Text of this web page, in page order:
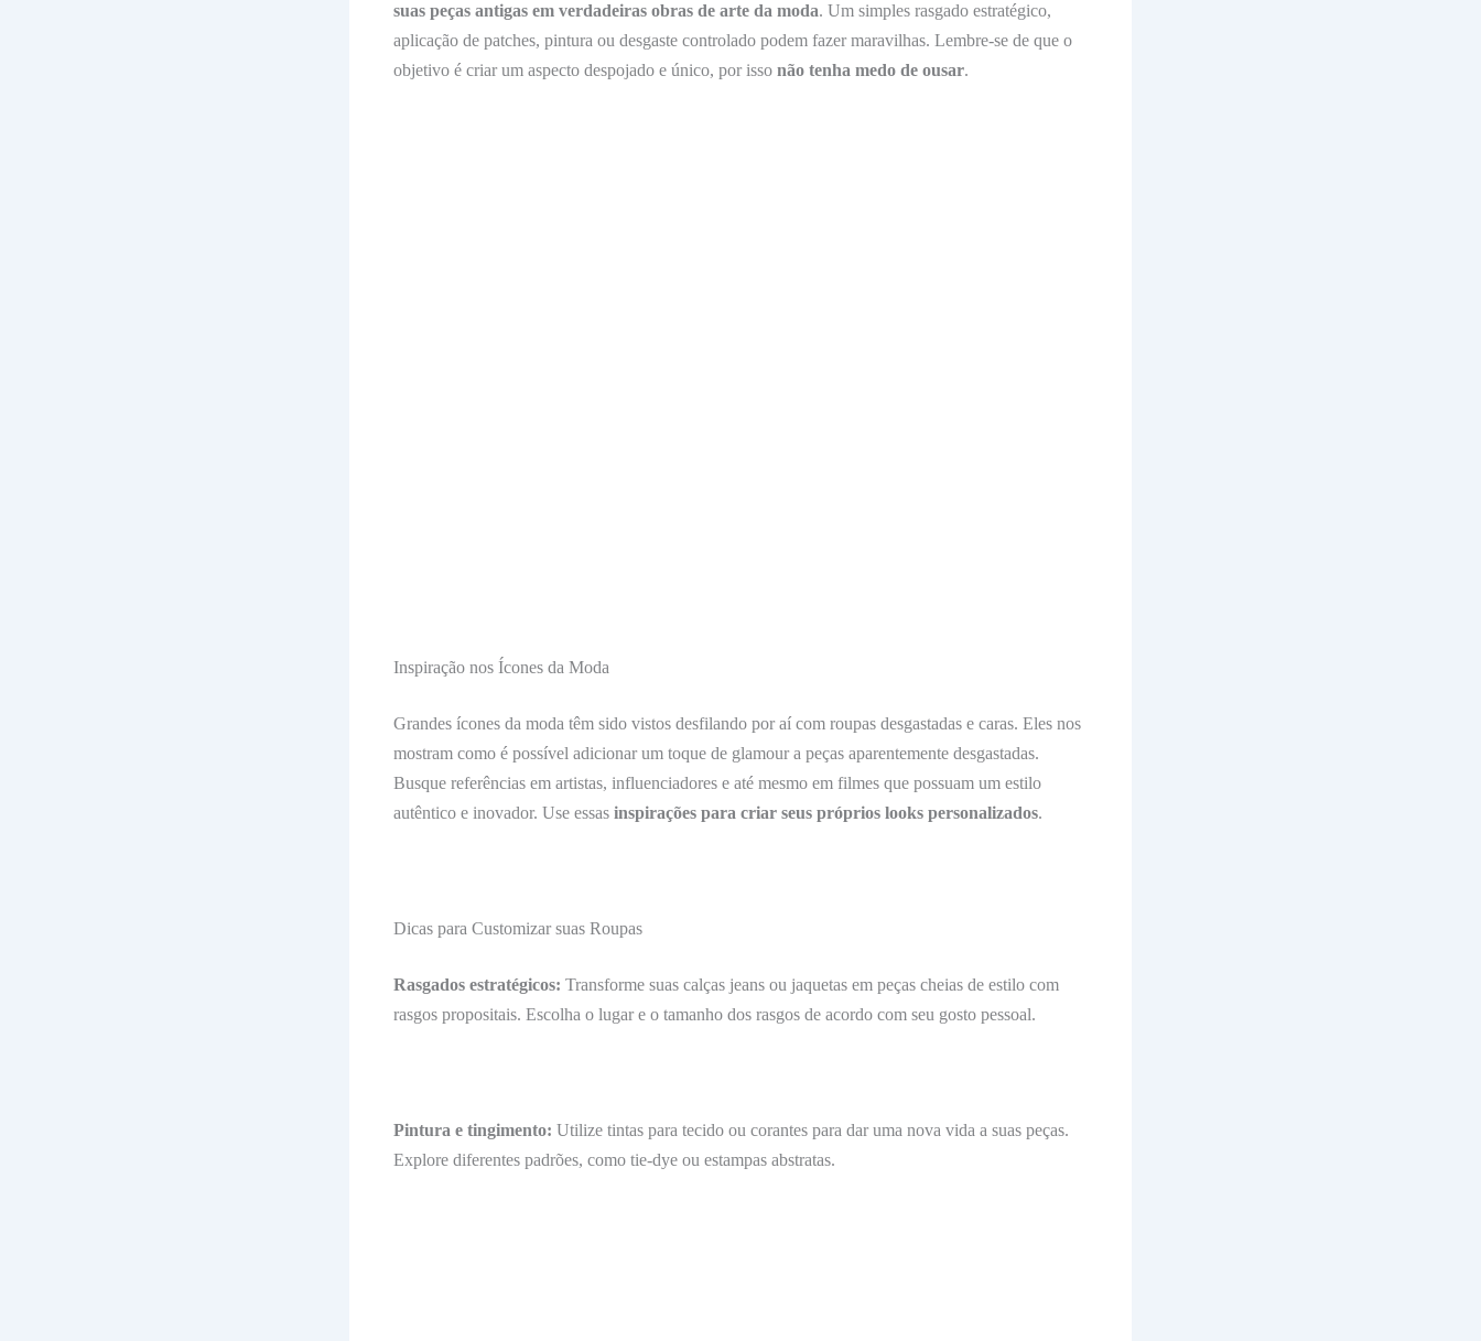
suas peças antigas em verdadeiras obras de arte da moda. Um simples rasgado estratégico,
aplicação de patches, pintura ou desgaste controlado podem fazer maravilhas. Lembre-se de que o
objetivo é criar um aspecto despojado e único, por isso não tenha medo de ousar.
Inspiração nos Ícones da Moda
Grandes ícones da moda têm sido vistos desfilando por aí com roupas desgastadas e caras. Eles nos
mostram como é possível adicionar um toque de glamour a peças aparentemente desgastadas.
Busque referências em artistas, influenciadores e até mesmo em filmes que possuam um estilo
autêntico e inovador. Use essas inspirações para criar seus próprios looks personalizados.
Dicas para Customizar suas Roupas
Rasgados estratégicos: Transforme suas calças jeans ou jaquetas em peças cheias de estilo com
rasgos propositais. Escolha o lugar e o tamanho dos rasgos de acordo com seu gosto pessoal.
Pintura e tingimento: Utilize tintas para tecido ou corantes para dar uma nova vida a suas peças.
Explore diferentes padrões, como tie-dye ou estampas abstratas.